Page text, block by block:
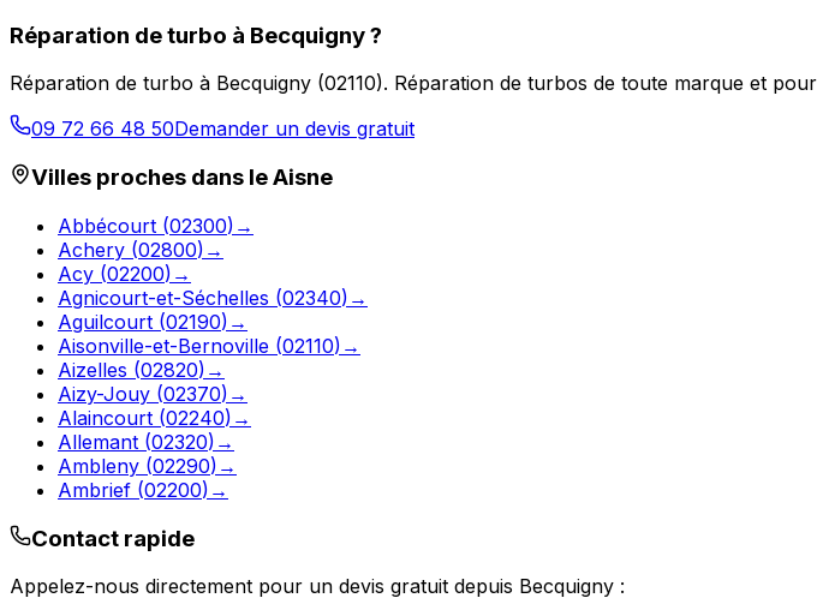
Réparation de turbo à Becquigny?
Réparation de turbo à Becquigny (02110). Réparation de turbos de toute marque et
09 72 66 48 50Demander un devis gratuit
Villes proches dans leAisne
Abbécourt (02300) →
Achery (02800) →
Acy (02200) →
Agnicourt-et-Séchelles (02340) →
Aguilcourt (02190) →
Aisonville-et-Bernoville (02110) →
Aizelles (02820) →
Aizy-Jouy (02370) →
Alaincourt (02240) →
Allemant (02320) →
Ambleny (02290) →
Ambrief (02200) →
Contact rapide
Appelez-nous directement pour un devis gratuit depuis Becquigny :